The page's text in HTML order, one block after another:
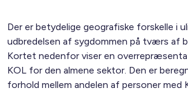
Der er betydelige geografiske forskelle i
udbredelsen af sygdommen på tværs af
Kortet nedenfor viser en
KOL for den almene sektor. Den er
forhold mellem andelen af personer med